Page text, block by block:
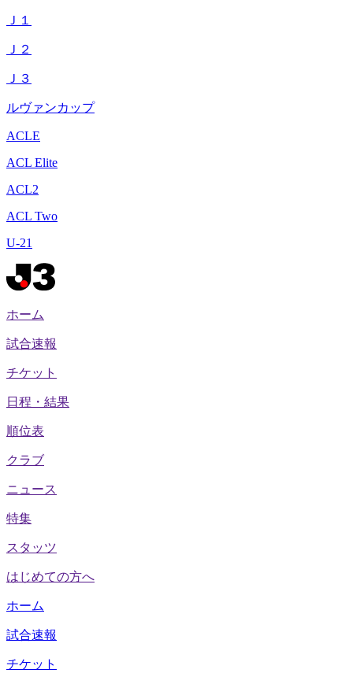
Ｊ１
Ｊ２
Ｊ３
ルヴァンカップ
ACLE
ACL Elite
ACL2
ACL Two
U-21
ホーム
試合速報
チケット
日程・結果
順位表
クラブ
ニュース
特集
スタッツ
はじめての方へ
ホーム
試合速報
チケット